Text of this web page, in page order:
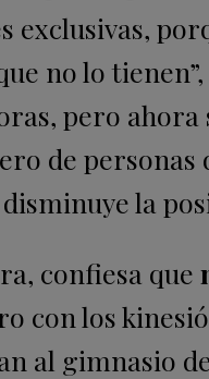
exclusivas,
no lo
pero
de personas
la
confiesa que
con los
al gimnasio